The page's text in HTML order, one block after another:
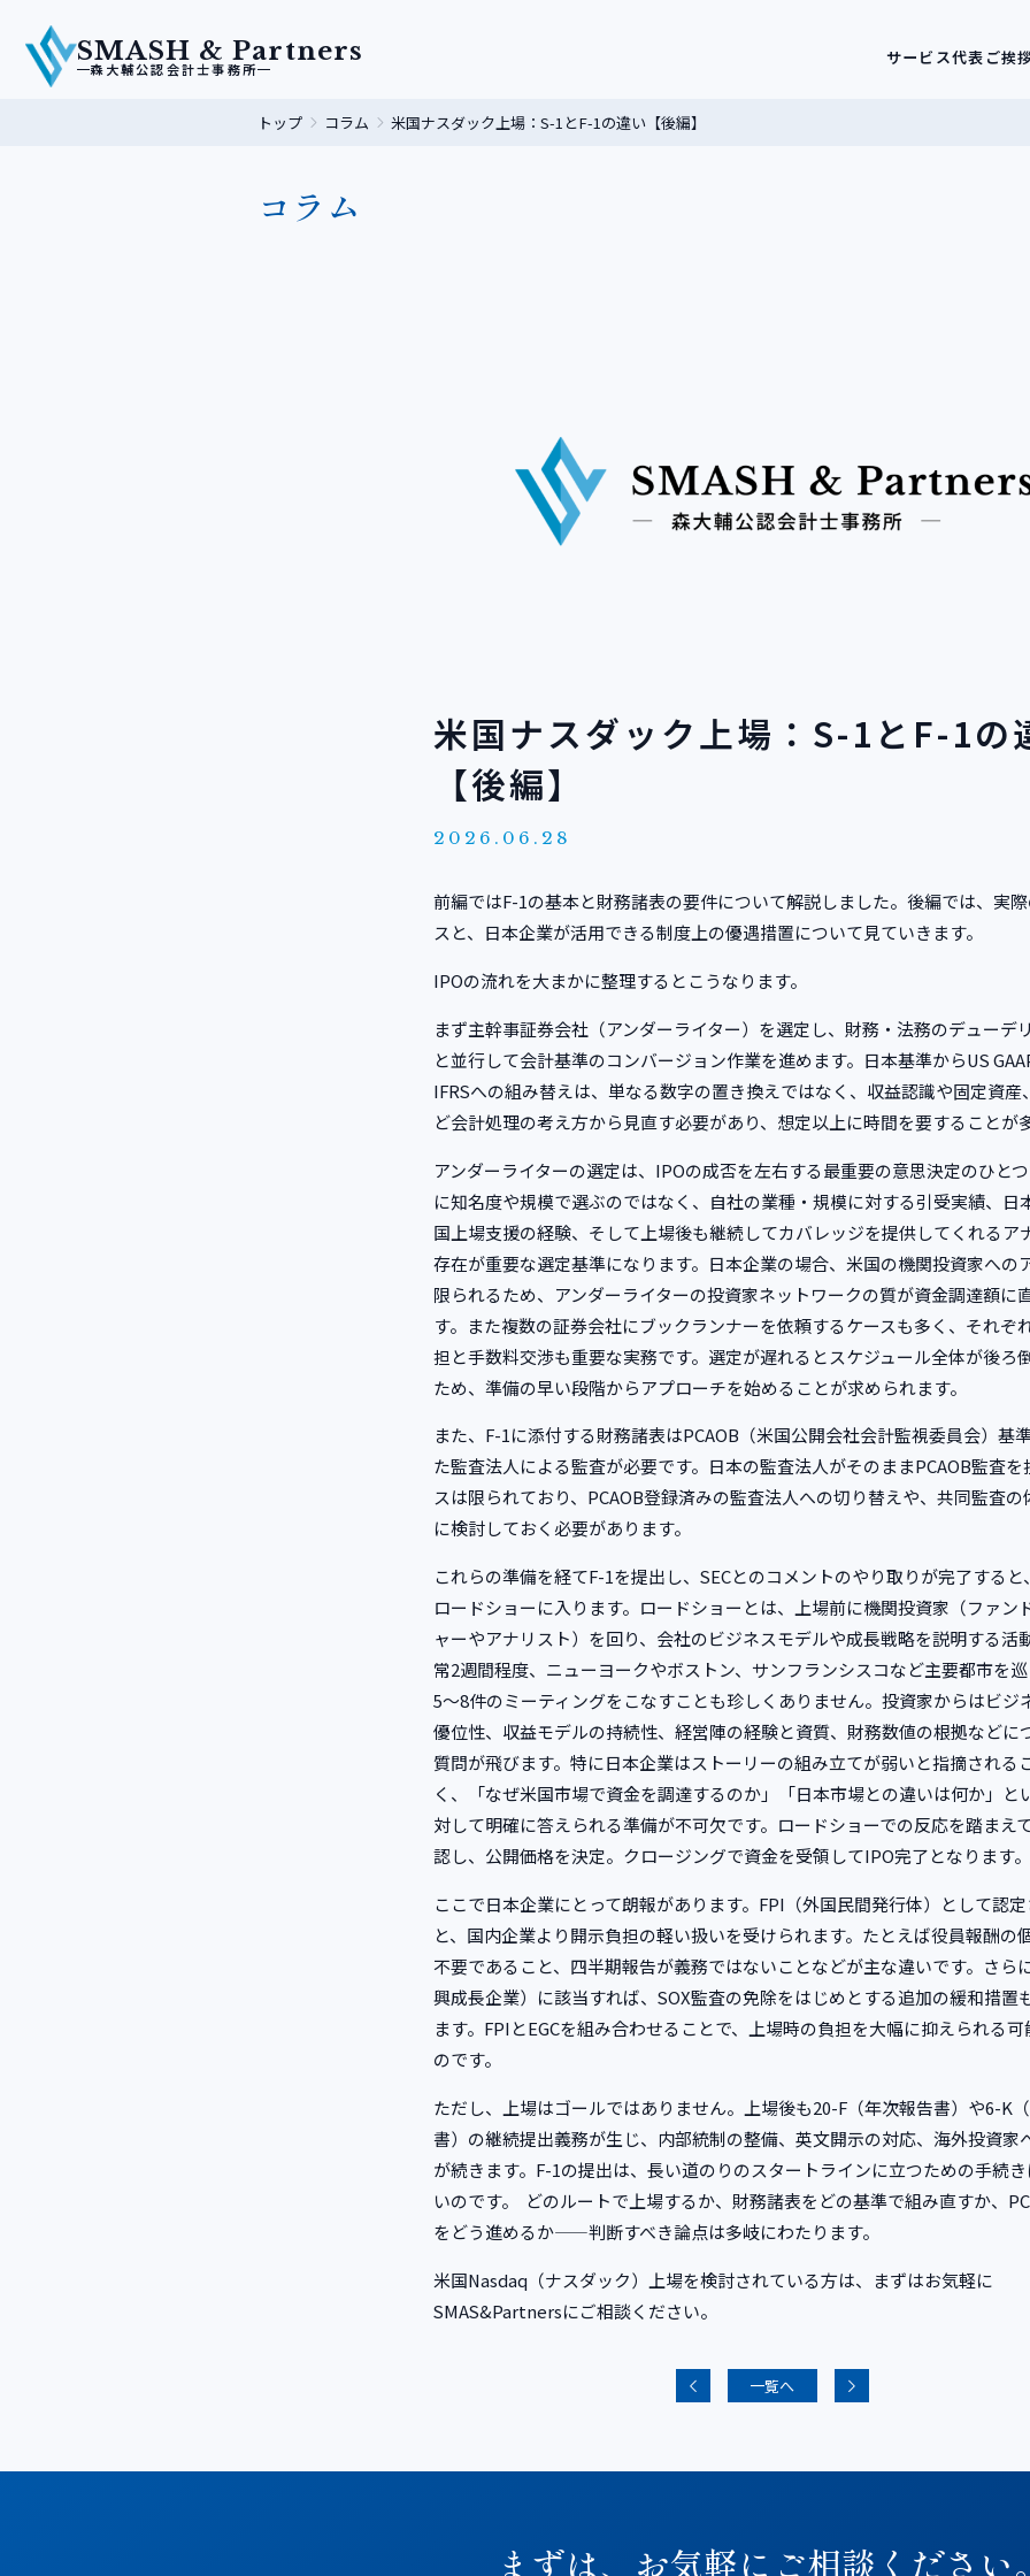
SMASH & Partners
森大輔公認会計士事務所
サービス代表ご挨
トップ コラム 米国ナスダック上場：S-1とF-1の違い【後編】
コラム
米国ナスダック上場：S-1とF-1の
【後編】
2026.06.28
前編ではF-1の基本と財務諸表の要件について解説しました。後編では、実
スと、日本企業が活用できる制度上の優遇措置について見ていきます。
IPOの流れを大まかに整理するとこうなります。
まず主幹事証券会社（アンダーライター）を選定し、財務・法務のデューデ
と並行して会計基準のコンバージョン作業を進めます。日本基準からUS
IFRSへの組み替えは、単なる数字の置き換えではなく、収益認識や固定資産
ど会計処理の考え方から見直す必要があり、想定以上に時間を要することが
アンダーライターの選定は、IPOの成否を左右する最重要の意思決定のひと
に知名度や規模で選ぶのではなく、自社の業種・規模に対する引受実績、日
国上場支援の経験、そして上場後も継続してカバレッジを提供してくれるア
存在が重要な選定基準になります。日本企業の場合、米国の機関投資家への
限られるため、アンダーライターの投資家ネットワークの質が資金調達額に
す。また複数の証券会社にブックランナーを依頼するケースも多く、それぞ
担と手数料交渉も重要な実務です。選定が遅れるとスケジュール全体が後ろ
ため、準備の早い段階からアプローチを始めることが求められます。
また、F-1に添付する財務諸表はPCAOB（米国公開会社会計監視委員会）基
た監査法人による監査が必要です。日本の監査法人がそのままPCAOB監査を
スは限られており、PCAOB登録済みの監査法人への切り替えや、共同監査の
に検討しておく必要があります。
これらの準備を経てF-1を提出し、SECとのコメントのやり取りが完了すると
ロードショーに入ります。ロードショーとは、上場前に機関投資家（ファン
ャーやアナリスト）を回り、会社のビジネスモデルや成長戦略を説明する活
常2週間程度、ニューヨークやボストン、サンフランシスコなど主要都市を
5〜8件のミーティングをこなすことも珍しくありません。投資家からはビジ
優位性、収益モデルの持続性、経営陣の経験と資質、財務数値の根拠などに
質問が飛びます。特に日本企業はストーリーの組み立てが弱いと指摘される
く、「なぜ米国市場で資金を調達するのか」「日本市場との違いは何か」と
対して明確に答えられる準備が不可欠です。ロードショーでの反応を踏まえ
認し、公開価格を決定。クロージングで資金を受領してIPO完了となります。
ここで日本企業にとって朗報があります。FPI（外国民間発行体）として認定
と、国内企業より開示負担の軽い扱いを受けられます。たとえば役員報酬の
不要であること、四半期報告が義務ではないことなどが主な違いです。さら
興成長企業）に該当すれば、SOX監査の免除をはじめとする追加の緩和措置
ます。FPIとEGCを組み合わせることで、上場時の負担を大幅に抑えられる可
のです。
ただし、上場はゴールではありません。上場後も20-F（年次報告書）や6-K
書）の継続提出義務が生じ、内部統制の整備、英文開示の対応、海外投資家
が続きます。F-1の提出は、長い道のりのスタートラインに立つための手続
いのです。 どのルートで上場するか、財務諸表をどの基準で組み直すか、
をどう進めるか——判断すべき論点は多岐にわたります。
米国Nasdaq（ナスダック）上場を検討されている方は、まずはお気軽に
SMAS&Partnersにご相談ください。
一覧へ
まずは、お気軽にご相談ください。